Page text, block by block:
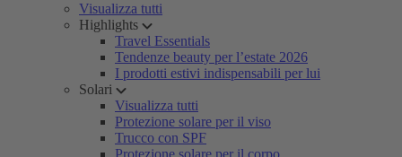
Visualizza tutti
Highlights
Travel Essentials
Tendenze beauty per l’estate 2026
I prodotti estivi indispensabili per lui
Solari
Visualizza tutti
Protezione solare per il viso
Trucco con SPF
Protezione solare per il corpo